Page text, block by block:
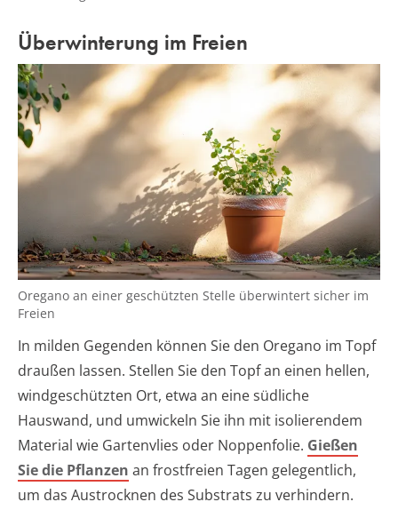
Überwinterung im Freien
Oregano an einer geschützten Stelle überwintert sicher im
Freien
In milden Gegenden können Sie den Oregano im Topf
draußen lassen. Stellen Sie den Topf an einen hellen,
windgeschützten Ort, etwa an eine südliche
Hauswand, und umwickeln Sie ihn mit isolierendem
Material wie Gartenvlies oder Noppenfolie. Gießen
Sie die Pflanzen an frostfreien Tagen gelegentlich,
um das Austrocknen des Substrats zu verhindern.